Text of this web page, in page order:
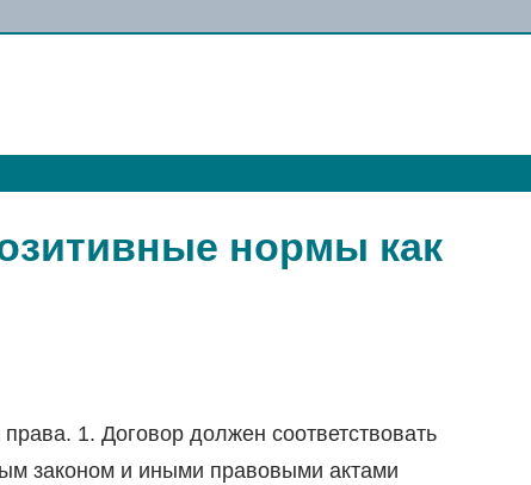
нормы как
1. Договор должен соответствовать
законом и иными правовыми актами